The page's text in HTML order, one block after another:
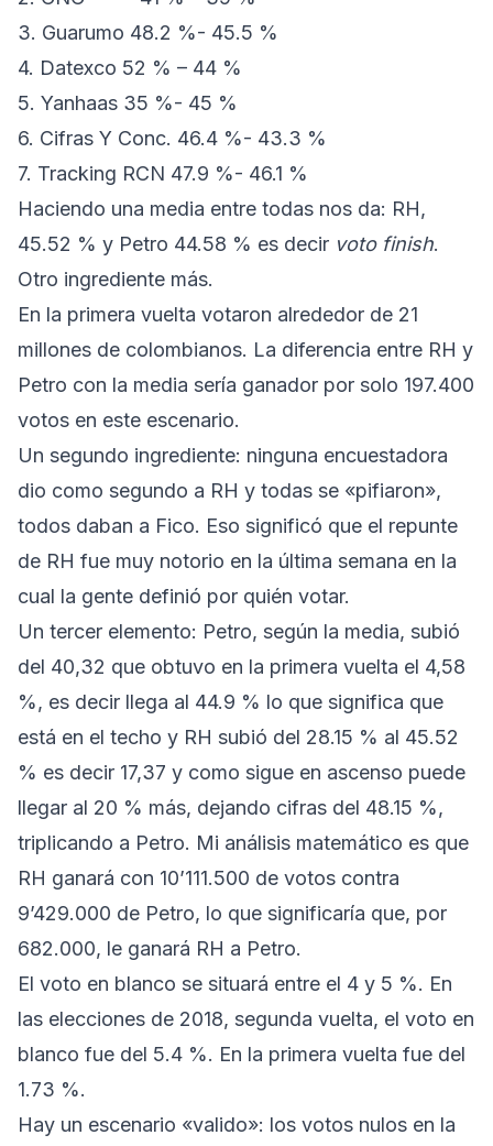
3. Guarumo 48.2 %- 45.5 %
4. Datexco 52 % – 44 %
5. Yanhaas 35 %- 45 %
6. Cifras Y Conc. 46.4 %- 43.3 %
7. Tracking RCN 47.9 %- 46.1 %
Haciendo una media entre todas nos da: RH,
45.52 % y Petro 44.58 % es decir voto finish.
Otro ingrediente más.
En la primera vuelta votaron alrededor de 21
millones de colombianos. La diferencia entre RH y
Petro con la media sería ganador por solo 197.400
votos en este escenario.
Un segundo ingrediente: ninguna encuestadora
dio como segundo a RH y todas se «pifiaron»,
todos daban a Fico. Eso significó que el repunte
de RH fue muy notorio en la última semana en la
cual la gente definió por quién votar.
Un tercer elemento: Petro, según la media, subió
del 40,32 que obtuvo en la primera vuelta el 4,58
%, es decir llega al 44.9 % lo que significa que
está en el techo y RH subió del 28.15 % al 45.52
% es decir 17,37 y como sigue en ascenso puede
llegar al 20 % más, dejando cifras del 48.15 %,
triplicando a Petro. Mi análisis matemático es que
RH ganará con 10’111.500 de votos contra
9’429.000 de Petro, lo que significaría que, por
682.000, le ganará RH a Petro.
El voto en blanco se situará entre el 4 y 5 %. En
las elecciones de 2018, segunda vuelta, el voto en
blanco fue del 5.4 %. En la primera vuelta fue del
1.73 %.
Hay un escenario «valido»: los votos nulos en la